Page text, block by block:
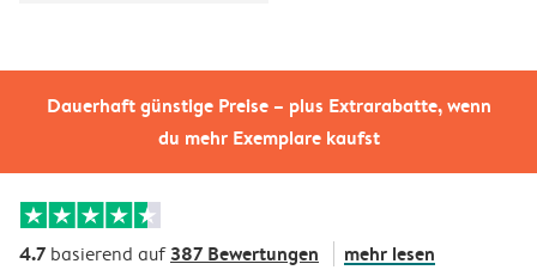
Dauerhaft günstige Preise – plus Extrarabatte, wenn
du mehr Exemplare kaufst
4.7 basierend auf387 Bewertungen mehr lesen